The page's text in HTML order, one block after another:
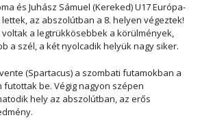
és Juhász Sámuel (Kereked) U17 Európa-
az abszolútban a 8. helyen végeztek!
a legtrükkösebbek a körülmények,
a szél, a két nyolcadik helyük nagy siker.
(Spartacus) a szombati futamokban a
futottak be. Végig nagyon szépen
hely az abszolútban, az erős